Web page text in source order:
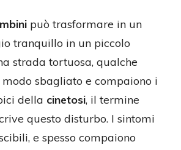
può trasformare in un
tranquillo in un piccolo
strada tortuosa, qualche
sbagliato e compaiono i
della cinetosi, il termine
questo disturbo. I sintomi
e spesso compaiono